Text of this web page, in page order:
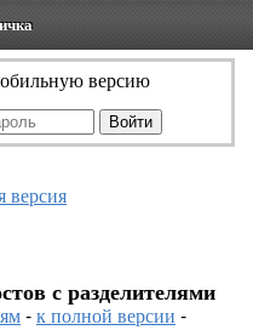
версию
версия
с разделителями
-к полной версии -